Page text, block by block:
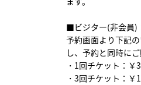
■ビジター(非会員)
予約画面より下記
し、予約と同時にご
・1回チケット：￥
・3回チケット：￥